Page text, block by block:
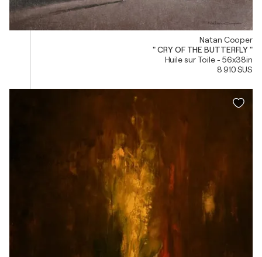
Natan Cooper
" CRY OF THE BUTTERFLY "
Huile sur Toile - 56x38in
8 910 $US